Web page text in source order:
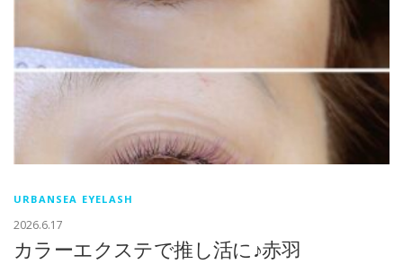
URBANSEA EYELASH
2026.6.17
カラーエクステで推し活に♪赤羽